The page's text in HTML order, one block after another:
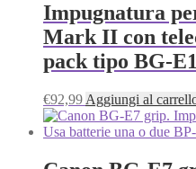
Impugnatura
Mark II con
pack tipo BG-
€92,99 Aggiungi al